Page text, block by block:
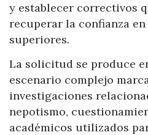
y establecer correctivos
recuperar la confianza
superiores.
La solicitud se produce
escenario complejo
investigaciones
nepotismo,
académicos utilizados